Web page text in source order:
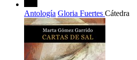
Antología Gloria Fuertes Cátedra